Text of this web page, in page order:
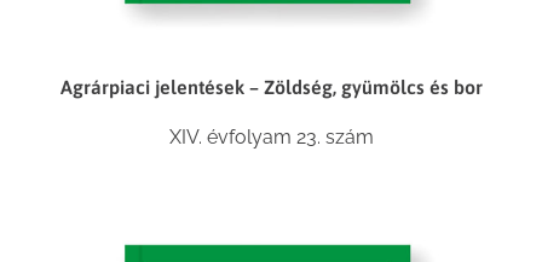
Agrárpiaci jelentések – Zöldség, gyümölcs és bor
XIV. évfolyam 23. szám